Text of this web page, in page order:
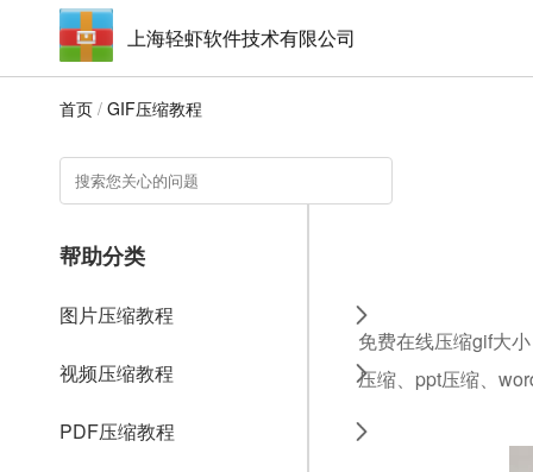
上海轻虾软件技术有限公司
首页 / GIF压缩教程
帮助分类
图片压缩教程
视频压缩教程
PDF压缩教程
免费在线压缩gif大
压缩、ppt压缩、